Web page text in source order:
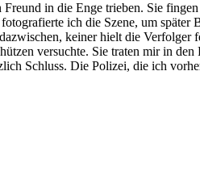
in die Enge trieben. Sie
ich die Szene, um später
keiner hielt die Verfolger
versuchte. Sie traten mir in den
Schluss. Die Polizei, die ich